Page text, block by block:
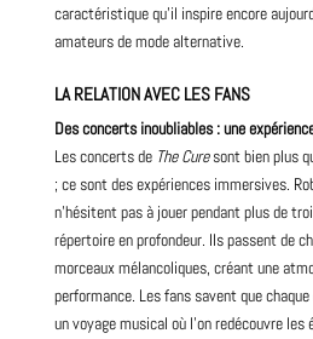
caractéristique qu’il inspire encore
amateurs de mode alternative.
LA RELATION AVEC LES FANS
Des concerts inoubliables : une
Les concerts de The Curesont bien plus
; ce sont des expériences immersives.
n’hésitent pas à jouer pendant plus de
répertoire en profondeur. Ils passent de
morceaux mélancoliques, créant une
performance. Les fans savent que
un voyage musical où l’on redécouvre